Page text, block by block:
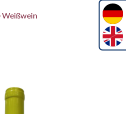
Weißwein